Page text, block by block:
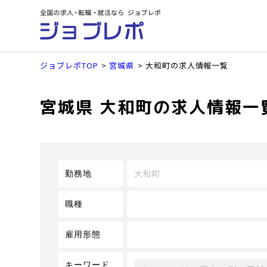
ジョブレポTOP 宮城県 大和町の求人情報一覧
宮城県 大和町の求人情報一
勤務地 大和町
職種
雇用形態
キーワード